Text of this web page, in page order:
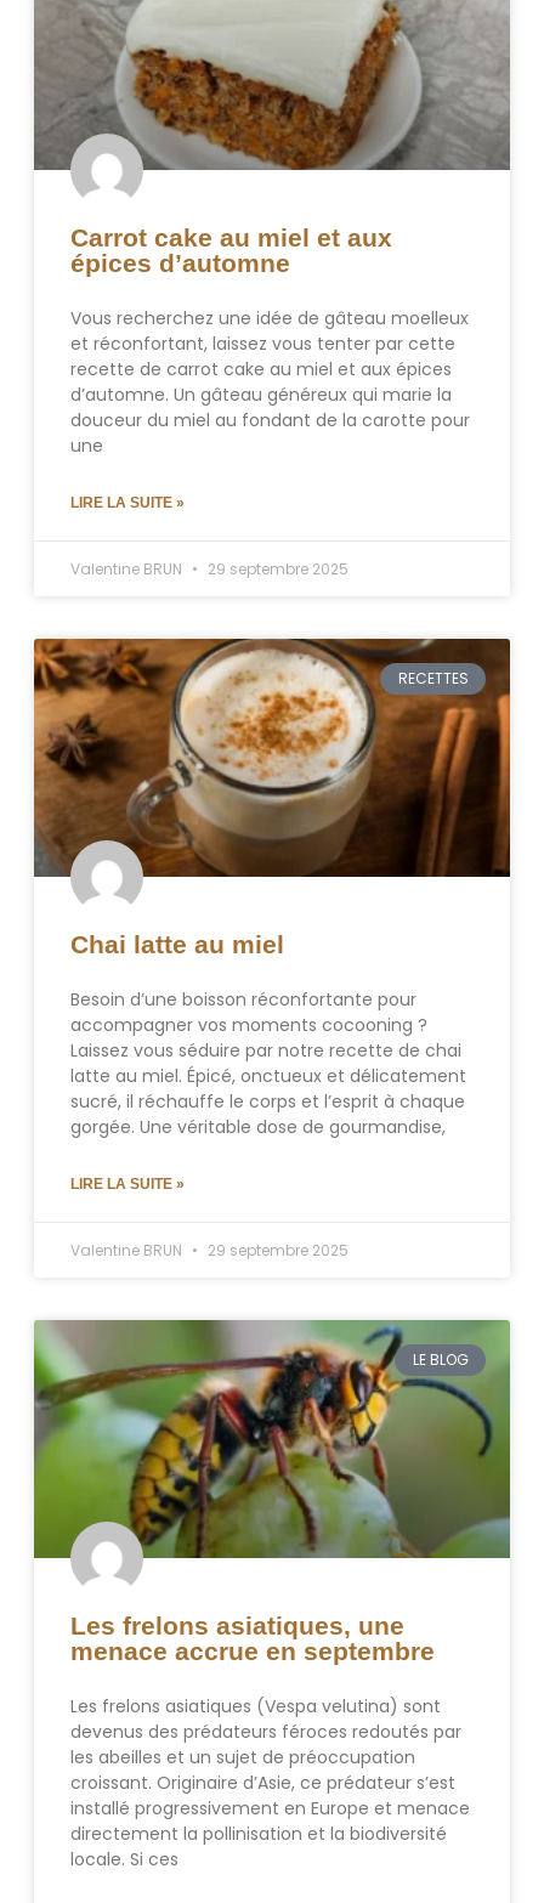
Carrot cake au miel et aux
épices d’automne
Vous recherchez une idée de gâteau moelleux
et réconfortant, laissez vous tenter par cette
recette de carrot cake au miel et aux épices
d’automne. Un gâteau généreux qui marie la
douceur du miel au fondant de la carotte pour
une
LIRE LA SUITE »
Valentine BRUN 29 septembre 2025
RECETTES
Chai latte au miel
Besoin d’une boisson réconfortante pour
accompagner vos moments cocooning ?
Laissez vous séduire par notre recette de chai
latte au miel. Épicé, onctueux et délicatement
sucré, il réchauffe le corps et l’esprit à chaque
gorgée. Une véritable dose de gourmandise,
LIRE LA SUITE »
Valentine BRUN 29 septembre 2025
LE BLOG
Les frelons asiatiques, une
menace accrue en septembre
Les frelons asiatiques (Vespa velutina) sont
devenus des prédateurs féroces redoutés par
les abeilles et un sujet de préoccupation
croissant. Originaire d’Asie, ce prédateur s’est
installé progressivement en Europe et menace
directement la pollinisation et la biodiversité
locale. Si ces